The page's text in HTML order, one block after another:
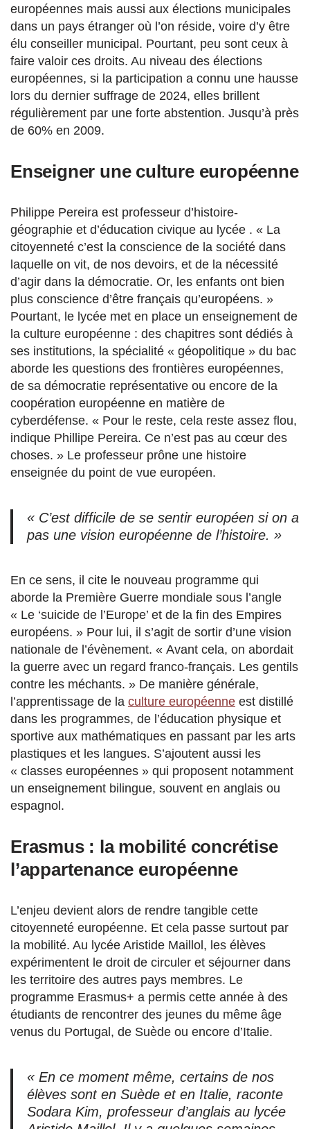
européennes mais aussi aux élections municipales
dans un pays étranger où l’on réside, voire d’y être
élu conseiller municipal. Pourtant, peu sont ceux à
faire valoir ces droits. Au niveau des élections
européennes, si la participation a connu une hausse
lors du dernier suffrage de 2024, elles brillent
régulièrement par une forte abstention. Jusqu’à près
de 60% en 2009.
Enseigner une culture européenne
Philippe Pereira est professeur d’histoire-
géographie et d’éducation civique au lycée . « La
citoyenneté c’est la conscience de la société dans
laquelle on vit, de nos devoirs, et de la nécessité
d’agir dans la démocratie. Or, les enfants ont bien
plus conscience d’être français qu’européens. »
Pourtant, le lycée met en place un enseignement de
la culture européenne : des chapitres sont dédiés à
ses institutions, la spécialité « géopolitique » du bac
aborde les questions des frontières européennes,
de sa démocratie représentative ou encore de la
coopération européenne en matière de
cyberdéfense. « Pour le reste, cela reste assez flou,
indique Phillipe Pereira. Ce n’est pas au cœur des
choses. » Le professeur prône une histoire
enseignée du point de vue européen.
« C’est difficile de se sentir européen si on a
pas une vision européenne de l’histoire. »
En ce sens, il cite le nouveau programme qui
aborde la Première Guerre mondiale sous l’angle
« Le ‘suicide de l’Europe’ et de la fin des Empires
européens. » Pour lui, il s’agit de sortir d’une vision
nationale de l’évènement. « Avant cela, on abordait
la guerre avec un regard franco-français. Les gentils
contre les méchants. » De manière générale,
l’apprentissage de la culture européenne est distillé
dans les programmes, de l’éducation physique et
sportive aux mathématiques en passant par les arts
plastiques et les langues. S’ajoutent aussi les
« classes européennes » qui proposent notamment
un enseignement bilingue, souvent en anglais ou
espagnol.
Erasmus : la mobilité concrétise
l’appartenance européenne
L’enjeu devient alors de rendre tangible cette
citoyenneté européenne. Et cela passe surtout par
la mobilité. Au lycée Aristide Maillol, les élèves
expérimentent le droit de circuler et séjourner dans
les territoire des autres pays membres. Le
programme Erasmus+ a permis cette année à des
étudiants de rencontrer des jeunes du même âge
venus du Portugal, de Suède ou encore d’Italie.
« En ce moment même, certains de nos
élèves sont en Suède et en Italie, raconte
Sodara Kim, professeur d’anglais au lycée